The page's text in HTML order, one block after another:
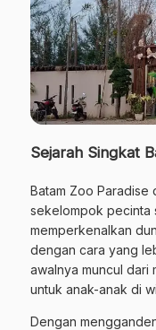
Sejarah Singkat
Batam Zoo Paradise
sekelompok pecinta
memperkenalkan
dengan cara yang
awalnya muncul dari
untuk anak-anak di
Dengan